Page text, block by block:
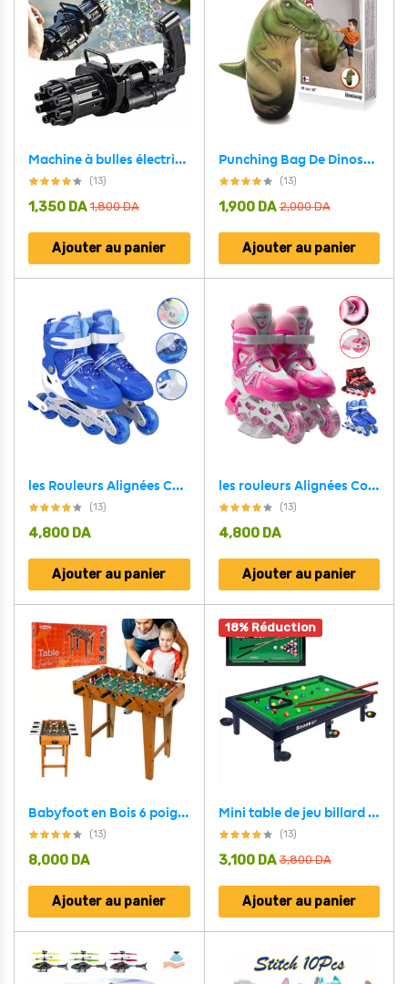
Machine à bulles électrique nouveau style avec 8 trous
(13)
1,800DA
1,350 DA
Ajouter au panier
Punching Bag De Dinosaures En PVC Bestway 52287
(13)
2,000DA
1,900 DA
Ajouter au panier
les Rouleurs Alignées Confortables pour Enfants avec des roues RGB – Bleu pointure DE 35-38 / 38 – 42
(13)
4,800 DA
Ajouter au panier
les rouleurs Alignées Confortables pour Enfants avec des roues RGB – pointure DE 32- 38
(13)
4,800 DA
Ajouter au panier
Babyfoot en Bois 6 poignées 18 joueurs – لعبة البابيفوت الخشبية الكلاسيكية
(13)
8,000 DA
Ajouter au panier
18% Réduction
Mini table de jeu billard multijoueur pour enfant
(13)
3,800DA
3,100 DA
Ajouter au panier